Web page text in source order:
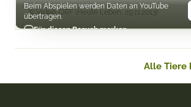
Beim Abspielen werden Daten an YouTube
übertragen.
Für diesen Besuch merken
© Video: ORF (Heute Leben, 29.11.2013)
Alle Tiere